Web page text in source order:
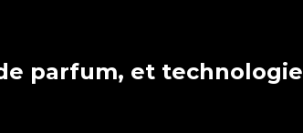
parfum, et technologie